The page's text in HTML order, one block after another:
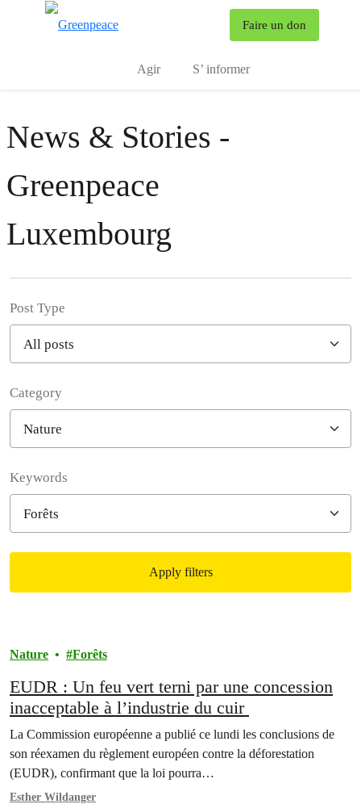
Faire un don
Agir S’ informer
News & Stories -
Greenpeace
Luxembourg
Post Type
Category
Keywords
Apply filters
Nature Forêts
EUDR : Un feu vert terni par une concession
inacceptable à l’industrie du cuir
La Commission européenne a publié ce lundi les conclusions de
son réexamen du règlement européen contre la déforestation
(EUDR), confirmant que la loi pourra…
Esther Wildanger